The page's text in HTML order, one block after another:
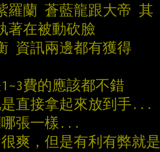
蘭 蒼藍龍跟大帝 其
著在被動砍臉
資訊兩邊都有獲得
費的應該都不錯
直接拿起來放到手...
哪張一樣...
爽，但是有利有弊就是